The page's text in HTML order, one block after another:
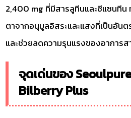
2,400 mg ที่มีสารลูทีนและซีแซนทีน
ตาจากอนุมูลอิสระและแสงที่เป็นอัน
และช่วยลดความรุนแรงของอาการ
จุดเด่นของ
Bilberry Plus